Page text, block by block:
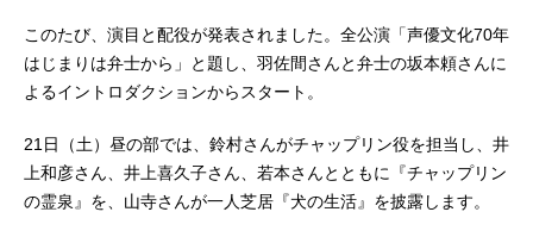
このたび、演目と配役が発表されました。全公演「声優文化70年
はじまりは弁士から」と題し、羽佐間さんと弁士の坂本頼さんに
よるイントロダクションからスタート。
21日（土）昼の部では、鈴村さんがチャップリン役を担当し、井
上和彦さん、井上喜久子さん、若本さんとともに『チャップリン
の霊泉』を、山寺さんが一人芝居『犬の生活』を披露します。